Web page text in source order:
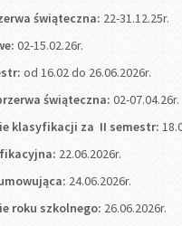
świąteczna: 22-31.12.25r.
02-15.02.26r.
od 16.02 do 26.06.2026r.
świąteczna: 02-07.04.26r.
klasyfikacji za II semestr:
22.06.2026r.
24.06.2026r.
roku szkolnego: 26.06.2026r.